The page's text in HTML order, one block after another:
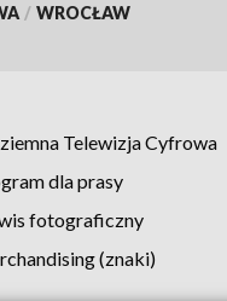
/ WROCŁAW
Telewizja Cyfrowa
dla prasy
fotograficzny
(znaki)